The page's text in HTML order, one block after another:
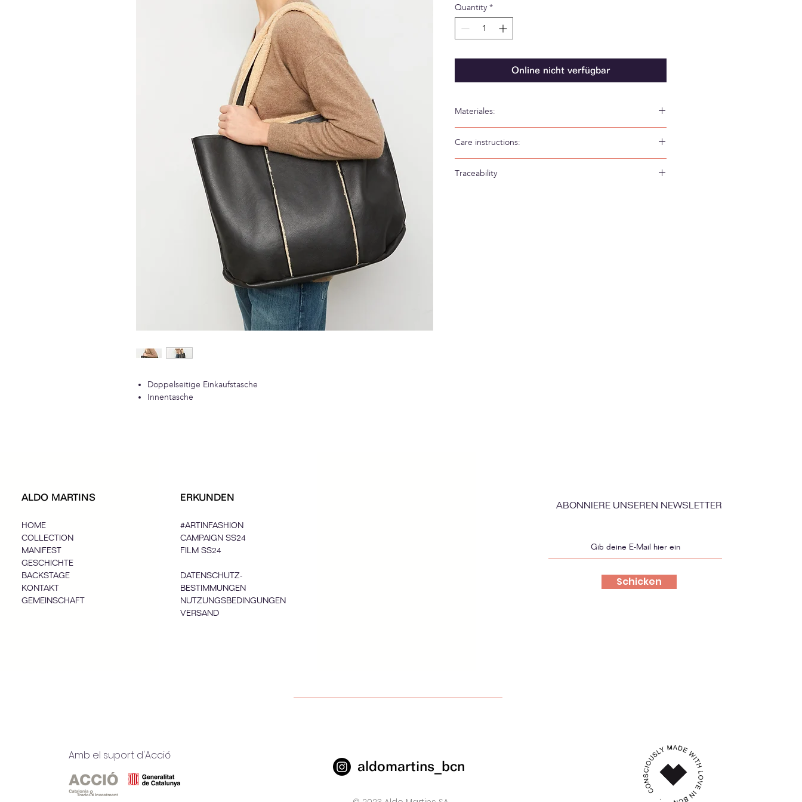
Doppelseitige Einkaufstasche
Innentasche
Quantity *
Online nicht verfügbar
Materiales:
Care instructions:
Traceability
ALDO MARTINS
HOME
COLLECTION
MANIFEST
GESCHICHTE
BACKSTAGE
KONTAKT
GEMEINSCHAFT
ERKUNDEN
#ARTINFASHION
CAMPAIGN SS24
FILM SS24
DATENSCHUTZ-
BESTIMMUNGEN
NUTZUNGSBEDINGUNGEN
VERSAND
ABONNIERE UNSEREN NEWSLETTER
Schicken
Amb el suport d'Acció
aldomartins_bcn